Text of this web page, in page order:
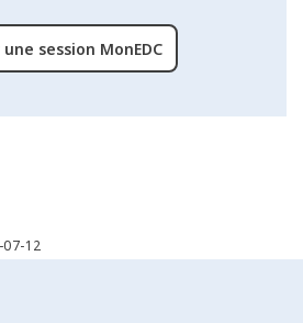
session MonEDC
12